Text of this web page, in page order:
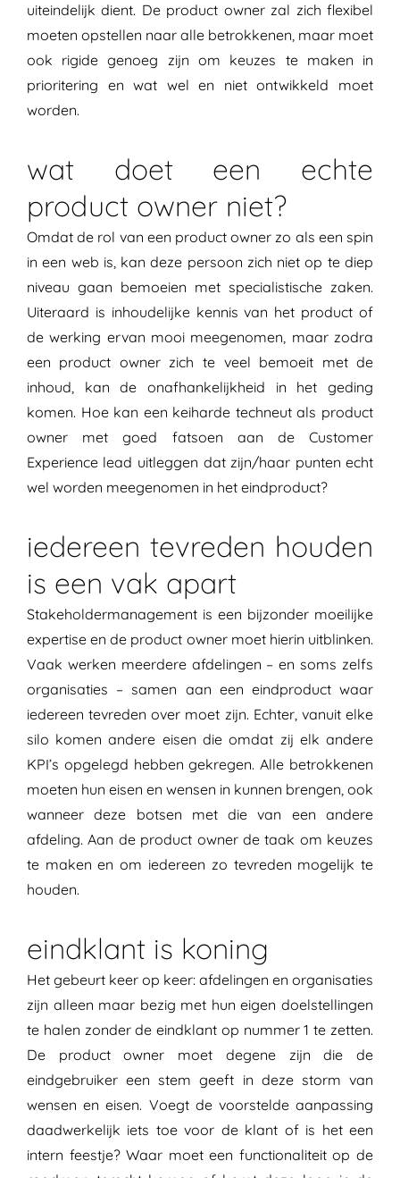
uiteindelijk dient. De product owner zal zich flexibel
moeten opstellen naar alle betrokkenen, maar moet
ook rigide genoeg zijn om keuzes te maken in
prioritering en wat wel en niet ontwikkeld moet
worden.
wat doet een echte
product owner niet?
Omdat de rol van een product owner zo als een spin
in een web is, kan deze persoon zich niet op te diep
niveau gaan bemoeien met specialistische zaken.
Uiteraard is inhoudelijke kennis van het product of
de werking ervan mooi meegenomen, maar zodra
een product owner zich te veel bemoeit met de
inhoud, kan de onafhankelijkheid in het geding
komen. Hoe kan een keiharde techneut als product
owner met goed fatsoen aan de Customer
Experience lead uitleggen dat zijn/haar punten echt
wel worden meegenomen in het eindproduct?
iedereen tevreden houden
is een vak apart
Stakeholdermanagement is een bijzonder moeilijke
expertise en de product owner moet hierin uitblinken.
Vaak werken meerdere afdelingen – en soms zelfs
organisaties – samen aan een eindproduct waar
iedereen tevreden over moet zijn. Echter, vanuit elke
silo komen andere eisen die omdat zij elk andere
KPI’s opgelegd hebben gekregen. Alle betrokkenen
moeten hun eisen en wensen in kunnen brengen, ook
wanneer deze botsen met die van een andere
afdeling. Aan de product owner de taak om keuzes
te maken en om iedereen zo tevreden mogelijk te
houden.
eindklant is koning
Het gebeurt keer op keer: afdelingen en organisaties
zijn alleen maar bezig met hun eigen doelstellingen
te halen zonder de eindklant op nummer 1 te zetten.
De product owner moet degene zijn die de
eindgebruiker een stem geeft in deze storm van
wensen en eisen. Voegt de voorstelde aanpassing
daadwerkelijk iets toe voor de klant of is het een
intern feestje? Waar moet een functionaliteit op de